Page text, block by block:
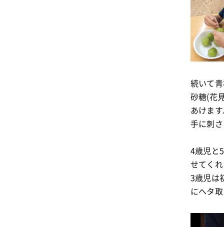
続いて
砂糖(花
あけま
手に刺
4歳児と
せてく
3歳児は
にヘタ